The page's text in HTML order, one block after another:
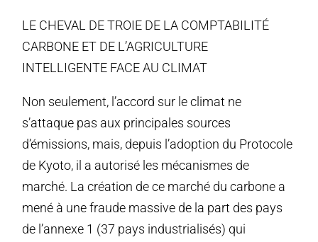
LE CHEVAL DE TROIE DE LA COMPTABILITÉ
CARBONE ET DE L’AGRICULTURE
INTELLIGENTE FACE AU CLIMAT
Non seulement, l’accord sur le climat ne
s’attaque pas aux principales sources
d’émissions, mais, depuis l’adoption du Protocole
de Kyoto, il a autorisé les mécanismes de
marché. La création de ce marché du carbone a
mené à une fraude massive de la part des pays
de l’annexe 1 (37 pays industrialisés) qui